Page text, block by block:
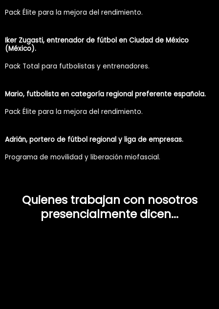
Pack Élite para la mejora del rendimiento.
Iker Zugasti, entrenador de fútbol en Ciudad de México
(México).
Pack Total para futbolistas y entrenadores.
Mario, futbolista en categoría regional preferente española.
Pack Élite para la mejora del rendimiento.
Adrián, portero de fútbol regional y liga de empresas.
Programa de movilidad y liberación miofascial.
Quienes trabajan con nosotros
presencialmente dicen...